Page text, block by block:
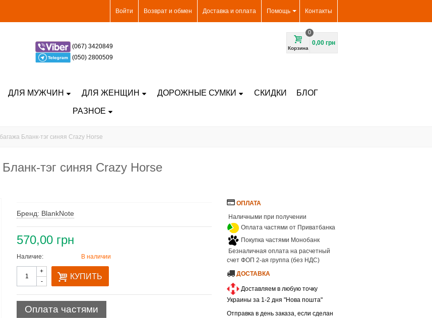
Контакты
Помощь
Доставка и оплата
Возврат и обмен
Войти
(067) 3420849
(050) 2800509
Корзина
0
0,00 грн
ДЛЯ МУЖЧИН ДЛЯ ЖЕНЩИН ДОРОЖНЫЕ СУМКИ СКИДКИ БЛОГ
РАЗНОЕ
Бланк-тэг синяя Crazy Horse
тэг синяя Crazy Horse
Бренд: BlankNote
570,00 грн
Наличие:
В наличии
Количество
-
+
КУПИТЬ
Оплата частями
ОПЛАТА
Наличными при получении
Оплата частями от Приватбанка
Покупка частями Монобанк
Безналичная оплата на расчетный
счет ФОП 2-ая группа (без НДС)
ДОСТАВКА
Доставляем в любую точку
Украины за 1-2 дня "Нова пошта"
Отправка в день заказа, если сделан